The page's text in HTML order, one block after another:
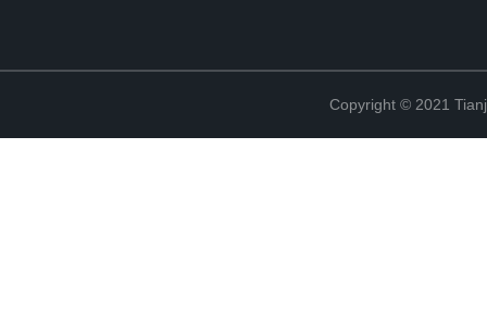
Copyright © 2021